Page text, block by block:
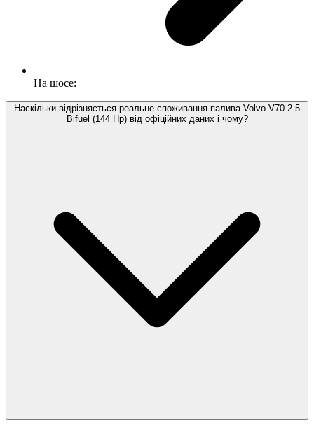
На шосе:
Наскільки відрізняється реальне споживання палива Volvo V70 2.5
Bifuel (144 Hp) від офіційних даних і чому?